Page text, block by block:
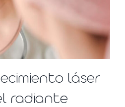
láser
radiante